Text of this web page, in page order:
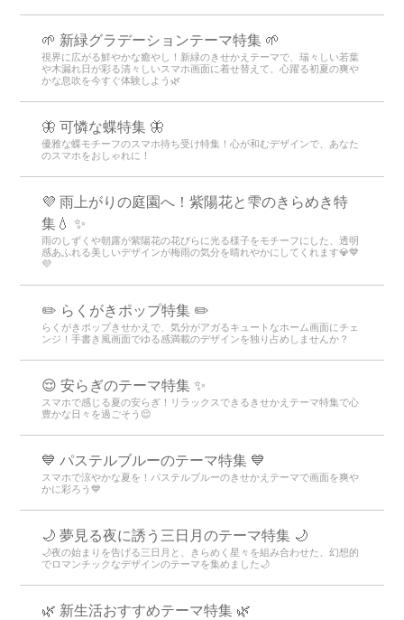
🌱 新緑グラデーションテーマ特集 🌱
視界に広がる鮮やかな癒やし！新緑のきせかえテーマで、瑞々しい若葉
や木漏れ日が彩る清々しいスマホ画面に着せ替えて、心躍る初夏の爽や
かな息吹を今すぐ体験しよう🌿
🦋 可憐な蝶特集 🦋
優雅な蝶モチーフのスマホ待ち受け特集！心が和むデザインで、あなた
のスマホをおしゃれに！
💜 雨上がりの庭園へ！紫陽花と雫のきらめき特
集💧 ✨
雨のしずくや朝露が紫陽花の花びらに光る様子をモチーフにした、透明
感あふれる美しいデザインが梅雨の気分を晴れやかにしてくれます💎💙
💜
✏️ らくがきポップ特集 ✏️
らくがきポップきせかえで、気分がアガるキュートなホーム画面にチェ
ンジ！手書き風画面でゆる感満載のデザインを独り占めしませんか？
😌 安らぎのテーマ特集 ✨
スマホで感じる夏の安らぎ！リラックスできるきせかえテーマ特集で心
豊かな日々を過ごそう😌
💙 パステルブルーのテーマ特集 💙
スマホで涼やかな夏を！パステルブルーのきせかえテーマで画面を爽や
かに彩ろう💙
🌙 夢見る夜に誘う三日月のテーマ特集 🌙
🌙夜の始まりを告げる三日月と、きらめく星々を組み合わせた、幻想的
でロマンチックなデザインのテーマを集めました🌙
🌿 新生活おすすめテーマ特集 🌿